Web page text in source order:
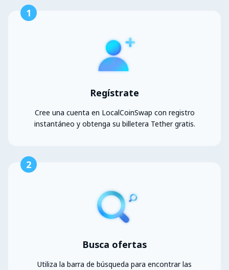
1
Regístrate
Cree una cuenta en LocalCoinSwap con registro
instantáneo y obtenga su billetera Tether gratis.
2
Busca ofertas
Utiliza la barra de búsqueda para encontrar las